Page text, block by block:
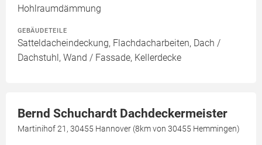
Hohlraumdämmung
GEBÄUDETEILE
Satteldacheindeckung, Flachdacharbeiten, Dach /
Dachstuhl, Wand / Fassade, Kellerdecke
Bernd Schuchardt Dachdeckermeister
Martinihof 21, 30455 Hannover (8km von 30455 Hemmingen)